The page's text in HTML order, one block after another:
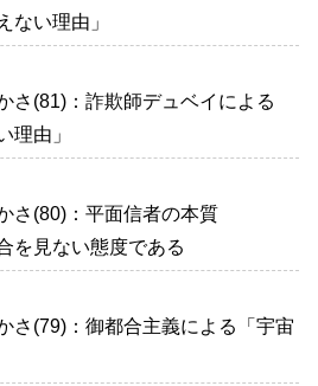
ない理由」
さ(81)：詐欺師デュベイによる
理由」
さ(80)：平面信者の本質
を見ない態度である
さ(79)：御都合主義による「宇宙